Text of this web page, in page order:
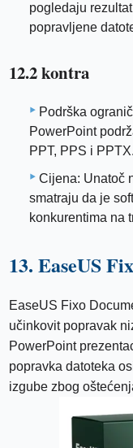
pogledaju
popravljene
12.2 kontra
Podrška
PowerPoint
PPT, PPS i PPTX.
Cijena: Unatoč
smatraju da je
konkurentima na
13. EaseUS
EaseUS Fixo
učinkovit popravak
PowerPoint
popravka datoteka
izgube zbog